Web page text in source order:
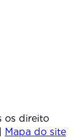
os direito
Mapa do site